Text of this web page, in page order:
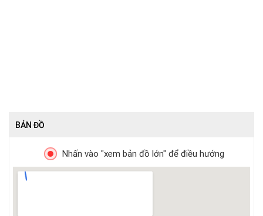
BẢN ĐỒ
Nhấn vào "xem bản đồ lớn" để điều hướng